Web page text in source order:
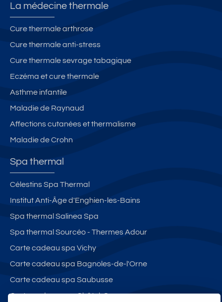
La médecine thermale
Cure thermale arthrose
Cure thermale anti-stress
Cure thermale sevrage tabagique
Eczéma et cure thermale
Asthme infantile
Maladie de Raynaud
Affections cutanées et thermalisme
Maladie de Crohn
Spa thermal
Célestins Spa Thermal
Institut Anti-Âge d'Enghien-les-Bains
Spa thermal Salinea Spa
Spa thermal Sourcéo - Thermes Adour
Carte cadeau spa Vichy
Carte cadeau spa Bagnoles-de-l'Orne
Carte cadeau spa Saubusse
Carte cadeau spa Châtel-Guyon